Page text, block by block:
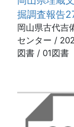
掘調査報告
林遺跡 城
宮坂遺跡
岡山県古代吉
センター /
23
図書 / 01図書